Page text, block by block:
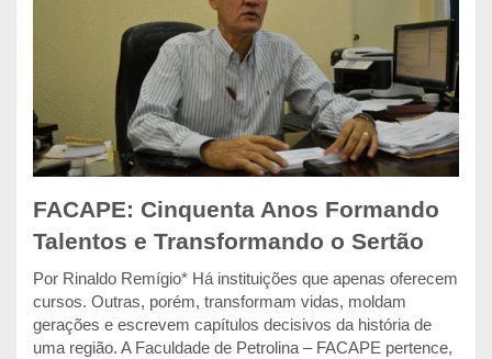
FACAPE: Cinquenta Anos Formando
Talentos e Transformando o Sertão
Por Rinaldo Remígio* Há instituições que apenas oferecem
cursos. Outras, porém, transformam vidas, moldam
gerações e escrevem capítulos decisivos da história de
uma região. A Faculdade de Petrolina – FACAPE pertence,